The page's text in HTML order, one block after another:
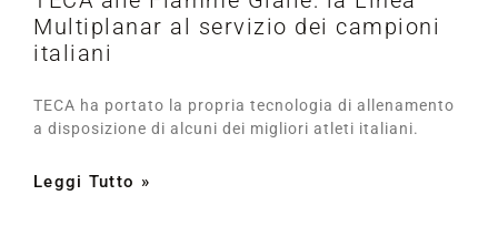
Multiplanar al servizio dei campioni
italiani
TECA ha portato la propria tecnologia di allenamento
a disposizione di alcuni dei migliori atleti italiani.
Leggi Tutto »